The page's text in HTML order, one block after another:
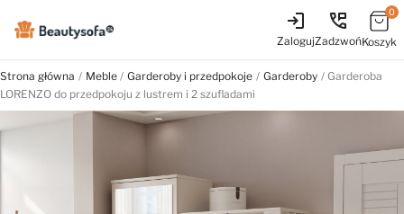
login
Zaloguj
perm_phone_msg
Zadzwoń
0
Koszyk
Strona główna Meble Garderoby i przedpokoje Garderoby
Garderoba
LORENZO do przedpokoju z lustrem i 2 szufladami